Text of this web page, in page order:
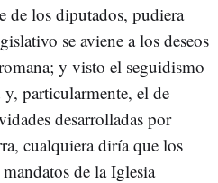
de los diputados, pudiera
se aviene a los deseos
y visto el seguidismo
y, particularmente, el de
desarrolladas por
cualquiera diría que los
de la Iglesia